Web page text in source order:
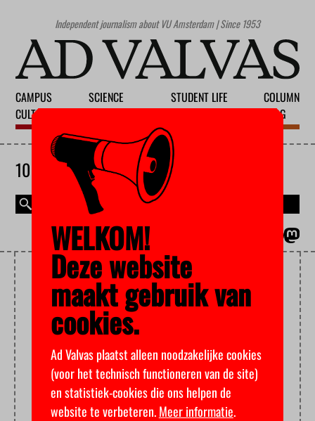
Independent journalism about VU Amsterdam | Since 1953
CAMPUS
CULTURE
SCIENCE
STUDENT LIFE
COLUMN
BLOG
10 AUGUST 2026
MAGAZINE
SQUATTING
WELKOM!
Deze website
maakt gebruik van
cookies.
Ad Valvas plaatst alleen noodzakelijke cookies
(voor het technisch functioneren van de site)
en statistiek-cookies die ons helpen de
website te verbeteren.Meer informatie.